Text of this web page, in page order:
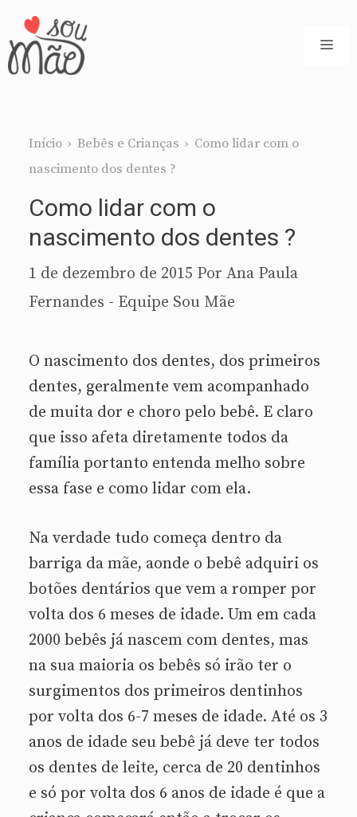
Pular
para
Início › Bebês e Crianças › Como lidar com o
nascimento dos dentes ?
Como lidar com o
nascimento dos dentes ?
1 de dezembro de 2015 Por Ana Paula
Fernandes - Equipe Sou Mãe
O nascimento dos dentes, dos primeiros
dentes, geralmente vem acompanhado
de muita dor e choro pelo bebê. E claro
que isso afeta diretamente todos da
família portanto entenda melho sobre
essa fase e como lidar com ela.
Na verdade tudo começa dentro da
barriga da mãe, aonde o bebê adquiri os
botões dentários que vem a romper por
volta dos 6 meses de idade. Um em cada
2000 bebês já nascem com dentes, mas
na sua maioria os bebês só irão ter o
surgimentos dos primeiros dentinhos
por volta dos 6-7 meses de idade. Até os 3
anos de idade seu bebê já deve ter todos
os dentes de leite, cerca de 20 dentinhos
e só por volta dos 6 anos de idade é que a